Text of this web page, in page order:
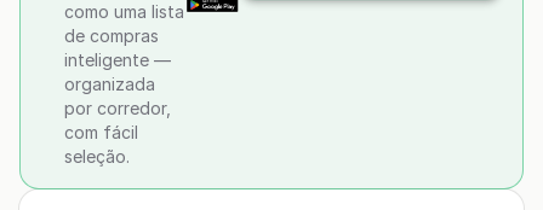
como uma lista
de compras
inteligente —
organizada
por corredor,
com fácil
seleção.